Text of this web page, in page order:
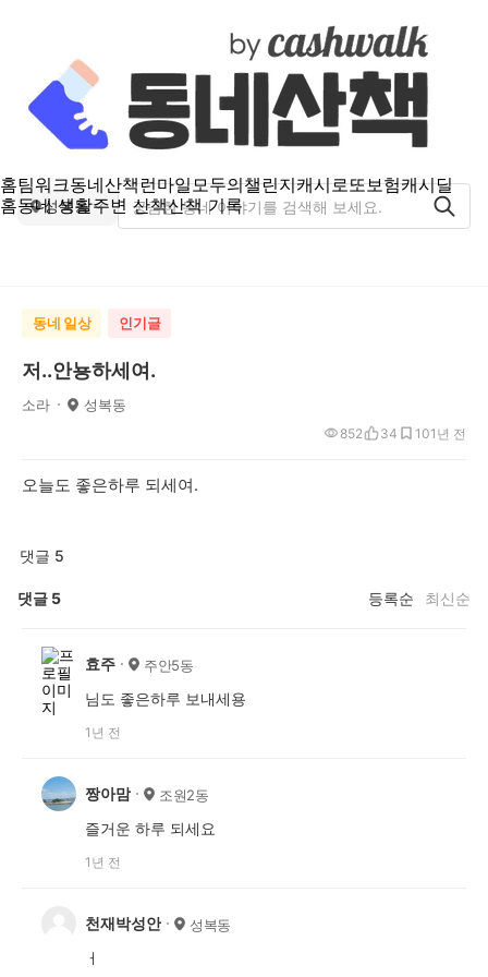
홈팀워크동네산책런마일모두의챌린지캐시로또보험캐시딜
홈동네 생활주변 산책산책 기록
성복동
동네 일상 인기글
저..안뇽하세여.
소라 성복동
1년 전
852 34 10
오늘도 좋은하루 되세여.
댓글 5
댓글 5 등록순 최신순
효주 주안5동
님도 좋은하루 보내세용
1년 전
짱아맘 조원2동
즐거운 하루 되세요
1년 전
천재박성안 성복동
ㅓ